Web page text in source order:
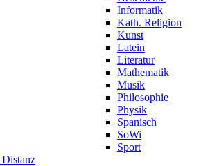
Informatik
Kath. Religion
Kunst
Latein
Literatur
Mathematik
Musik
Philosophie
Physik
Spanisch
SoWi
Sport